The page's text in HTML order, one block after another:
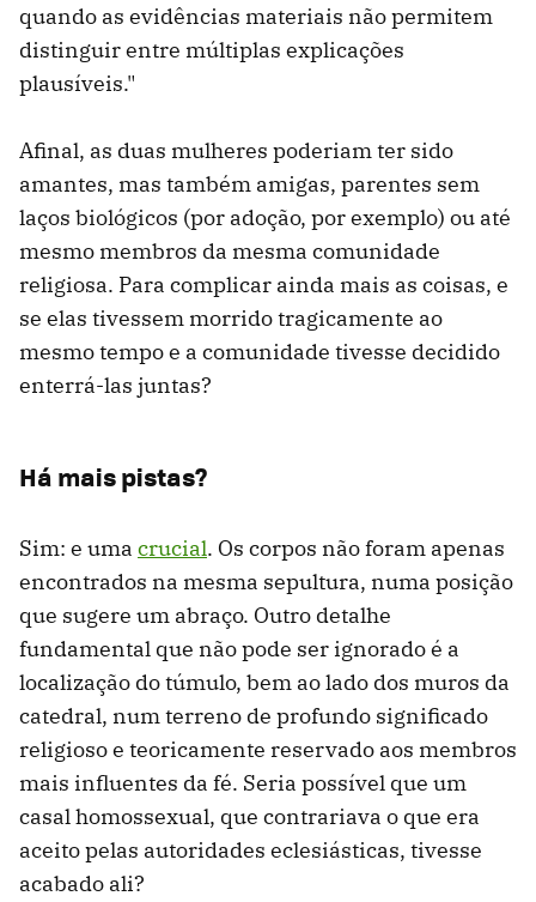
quando as evidências materiais não permitem
distinguir entre múltiplas explicações
plausíveis."
Afinal, as duas mulheres poderiam ter sido
amantes, mas também amigas, parentes sem
laços biológicos (por adoção, por exemplo) ou até
mesmo membros da mesma comunidade
religiosa. Para complicar ainda mais as coisas, e
se elas tivessem morrido tragicamente ao
mesmo tempo e a comunidade tivesse decidido
enterrá-las juntas?
Há mais pistas?
Sim: e uma crucial. Os corpos não foram apenas
encontrados na mesma sepultura, numa posição
que sugere um abraço. Outro detalhe
fundamental que não pode ser ignorado é a
localização do túmulo, bem ao lado dos muros da
catedral, num terreno de profundo significado
religioso e teoricamente reservado aos membros
mais influentes da fé. Seria possível que um
casal homossexual, que contrariava o que era
aceito pelas autoridades eclesiásticas, tivesse
acabado ali?